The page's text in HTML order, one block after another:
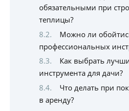
обязательными при
теплицы?
Можно ли
профессиональных
Как выбрать
инструмента для дачи?
Что делать при
в аренду?